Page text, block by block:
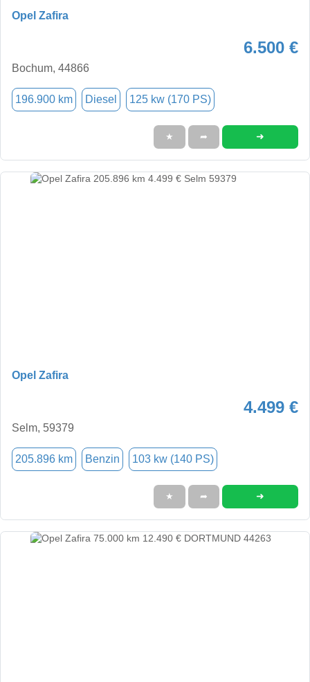
Opel Zafira
6.500 €
Bochum, 44866
196.900 km Diesel 125 kw (170 PS)
★ ➦ ➜
Opel Zafira
4.499 €
Selm, 59379
205.896 km Benzin 103 kw (140 PS)
★ ➦ ➜